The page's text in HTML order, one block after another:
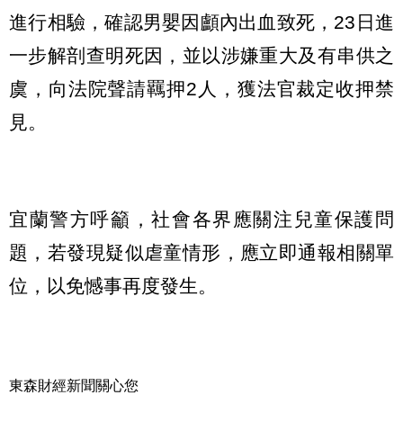
進行相驗，確認男嬰因顱內出血致死，23日進
一步解剖查明死因，並以涉嫌重大及有串供之
虞，向法院聲請羈押2人，獲法官裁定收押禁
見。
宜蘭警方呼籲，社會各界應關注兒童保護問
題，若發現疑似虐童情形，應立即通報相關單
位，以免憾事再度發生。
東森財經新聞關心您